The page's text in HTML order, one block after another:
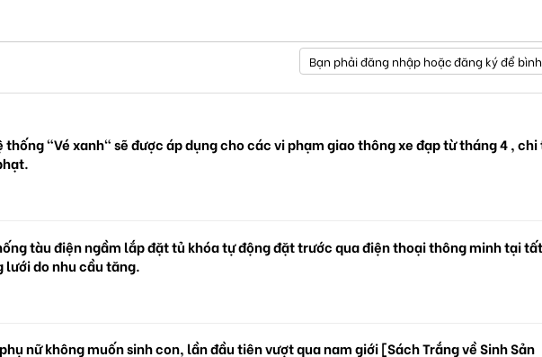
Bạn phải đăng nhập hoặc đăng ký để
thống "Vé xanh" sẽ được áp dụng cho các vi phạm giao thông xe đạp từ tháng 4 ,
tàu điện ngầm lắp đặt tủ khóa tự động đặt trước qua điện thoại thông minh tại
lưới do nhu cầu tăng.
nữ không muốn sinh con, lần đầu tiên vượt qua nam giới [Sách Trắng về Sinh Sản